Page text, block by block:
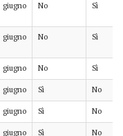
giugno No Sì
giugno No Sì
giugno No Sì
giugno Sì No
giugno Sì No
giugno Sì No